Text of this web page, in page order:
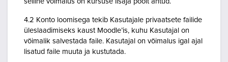
4.2 Konto loomisega tekib Kasutajale privaatsete failide
üleslaadimiseks kaust Moodle’is, kuhu Kasutajal on
võimalik salvestada faile. Kasutajal on võimalus igal ajal
lisatud faile muuta ja kustutada.